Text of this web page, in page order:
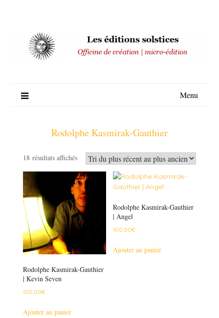
Menu
Rodolphe Kasmirak-Gauthier
18 résultats affichésTrié
plus
récent
au
plus
ancien
Rodolphe Kasmirak-Gauthier
| Kevin Seven
100,00€
Ajouter au panier
Rodolphe Kasmirak-Gauthier
| Angel
100,00€
Ajouter au panier